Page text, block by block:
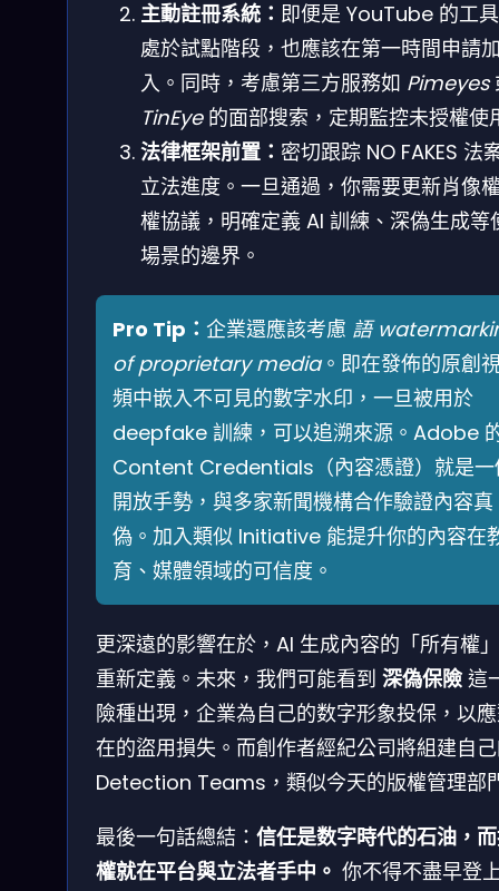
主動註冊系統： 即便是 YouTube 的工
處於試點階段，也應該在第一時間申請
入。同時，考慮第三方服務如 Pimeyes
TinEye的面部搜索，定期監控未授權使
法律框架前置： 密切跟踪 NO FAKES 法
立法進度。一旦通過，你需要更新肖像
權協議，明確定義 AI 訓練、深偽生成等
場景的邊界。
Pro Tip： 企業還應該考慮 語
of proprietary media。即在發佈的原創
頻中嵌入不可見的數字水印，一旦被用於
deepfake 訓練，可以追溯來源。Adobe
Content Credentials（內容憑證）就是一
開放手勢，與多家新聞機構合作驗證內容真
偽。加入類似 Initiative 能提升你的內容在
育、媒體領域的可信度。
更深遠的影響在於，AI 生成內容的「所有權
重新定義。未來，我們可能看到 深偽保險 這
險種出現，企業為自己的数字形象投保，以
在的盜用損失。而創作者經紀公司將組建自
Detection Teams，類似今天的版權管理部
最後一句話總結： 信任是数字時代的石油，
權就在平台與立法者手中。 你不得不盡早登